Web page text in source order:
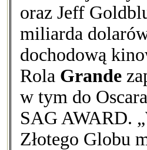
oraz Jeff
miliarda
dochodową
Rola Grande
w tym do
SAG AWARD.
Złotego Globu